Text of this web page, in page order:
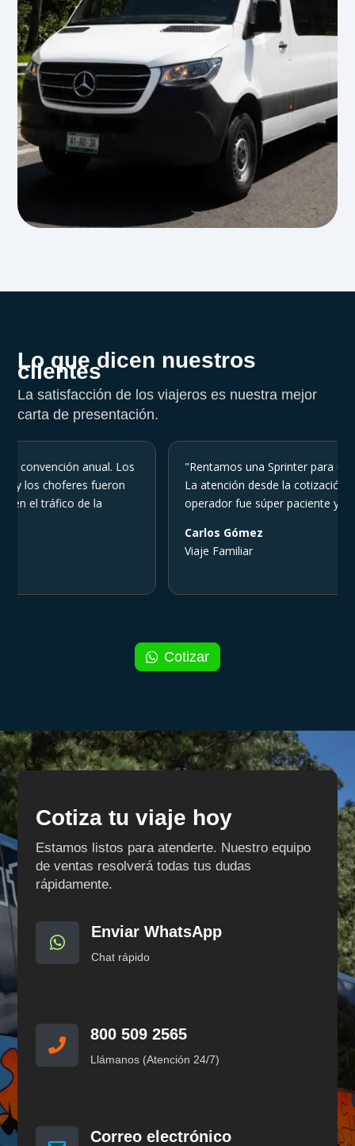
Lo que dicen nuestros
clientes
La satisfacción de los viajeros es nuestra mejor
carta de presentación.
anual. Los
fueron
de la
"Rentamos una Sprinter para un viaje
La atención desde la cotización fue
operador fue súper paciente y amable
Carlos Gómez
Viaje Familiar
Cotizar
Cotiza tu viaje hoy
Estamos listos para atenderte. Nuestro equipo
de ventas resolverá todas tus dudas
rápidamente.

Enviar WhatsApp
Chat rápido

800 509 2565
Llámanos (Atención 24/7)
Correo electrónico